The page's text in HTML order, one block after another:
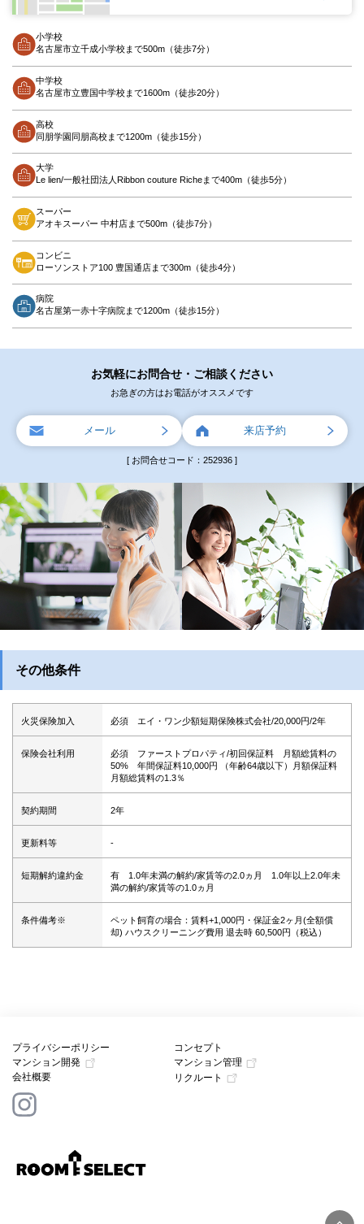
小学校
名古屋市立千成小学校まで500m（徒歩7分）
中学校
名古屋市立豊国中学校まで1600m（徒歩20分）
高校
同朋学園同朋高校まで1200m（徒歩15分）
大学
Le lien/一般社団法人Ribbon couture Richeまで400m（徒歩5分）
スーパー
アオキスーパー 中村店まで500m（徒歩7分）
コンビニ
ローソンストア100 豊国通店まで300m（徒歩4分）
病院
名古屋第一赤十字病院まで1200m（徒歩15分）
お気軽にお問合せ・ご相談ください
お急ぎの方はお電話がオススメです
メール 来店予約
[ お問合せコード：252936 ]
その他条件
火災保険加入 必須 エイ・ワン少額短期保険株式会社/20,000円/2年
保険会社利用
必須 ファーストプロパティ/初回保証料 月額総賃料の
50% 年間保証料10,000円 （年齢64歳以下）月額保証料
月額総賃料の1.3％
契約期間 2年
更新料等 -
短期解約違約金
有 1.0年未満の解約/家賃等の2.0ヵ月 1.0年以上2.0年未
満の解約/家賃等の1.0ヵ月
条件備考※
ペット飼育の場合：賃料+1,000円・保証金2ヶ月(全額償
却) ハウスクリーニング費用 退去時 60,500円（税込）
プライバシーポリシー
コンセプト
マンション開発
マンション管理
会社概要
リクルート